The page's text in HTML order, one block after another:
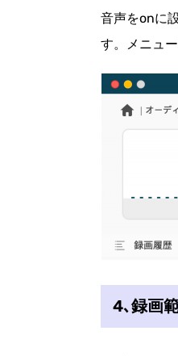
音声をonに
す。メニュ
4､録画